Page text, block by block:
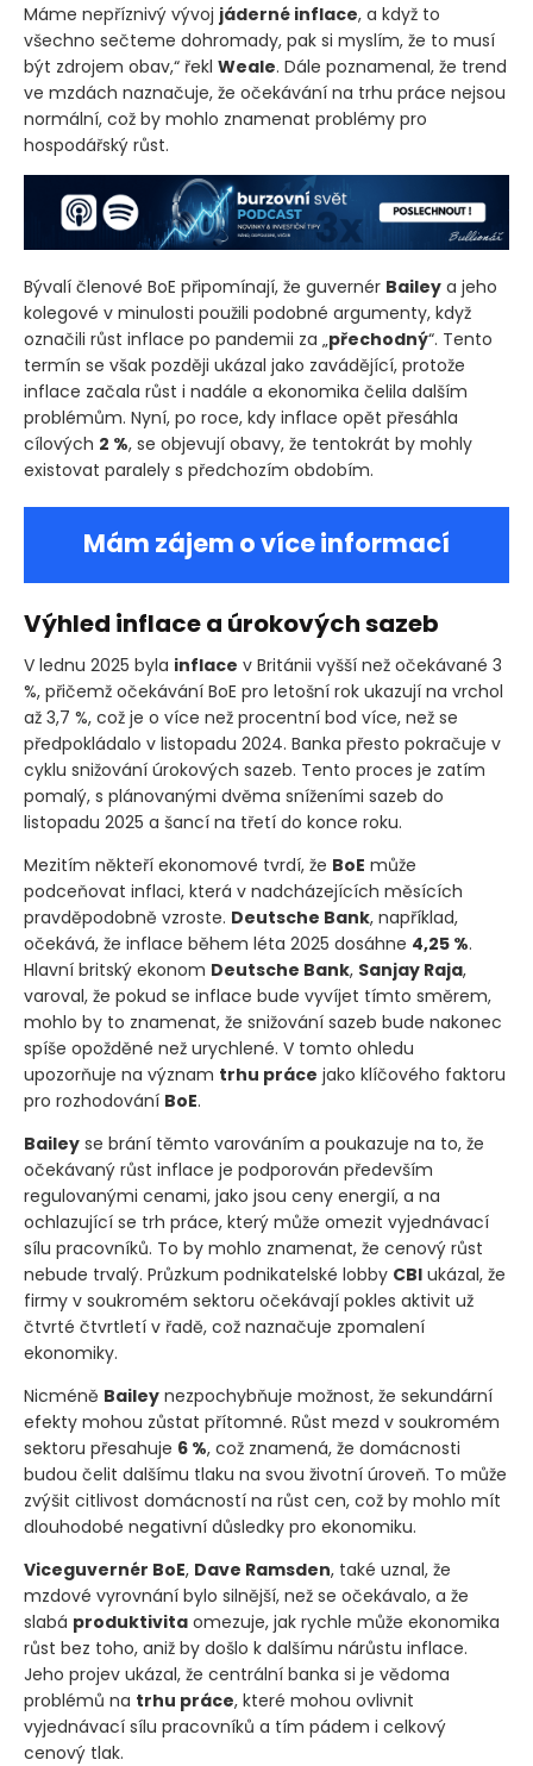
Máme nepříznivý vývoj jáderné inflace, a když to
všechno sečteme dohromady, pak si myslím, že to musí
být zdrojem obav,“ řekl Weale. Dále poznamenal, že trend
ve mzdách naznačuje, že očekávání na trhu práce nejsou
normální, což by mohlo znamenat problémy pro
hospodářský růst.
Bývalí členové BoE připomínají, že guvernér Bailey a jeho
kolegové v minulosti použili podobné argumenty, když
označili růst inflace po pandemii za „přechodný“. Tento
termín se však později ukázal jako zavádějící, protože
inflace začala růst i nadále a ekonomika čelila dalším
problémům. Nyní, po roce, kdy inflace opět přesáhla
cílových 2 %, se objevují obavy, že tentokrát by mohly
existovat paralely s předchozím obdobím.
Mám zájem o více informací
Výhled inflace a úrokových sazeb
V lednu 2025 byla inflace v Británii vyšší než očekávané 3
%, přičemž očekávání BoE pro letošní rok ukazují na vrchol
až 3,7 %, což je o více než procentní bod více, než se
předpokládalo v listopadu 2024. Banka přesto pokračuje v
cyklu snižování úrokových sazeb. Tento proces je zatím
pomalý, s plánovanými dvěma sníženími sazeb do
listopadu 2025 a šancí na třetí do konce roku.
Mezitím někteří ekonomové tvrdí, že BoE může
podceňovat inflaci, která v nadcházejících měsících
pravděpodobně vzroste. Deutsche Bank, například,
očekává, že inflace během léta 2025 dosáhne 4,25 %.
Hlavní britský ekonom Deutsche Bank, Sanjay Raja,
varoval, že pokud se inflace bude vyvíjet tímto směrem,
mohlo by to znamenat, že snižování sazeb bude nakonec
spíše opožděné než urychlené. V tomto ohledu
upozorňuje na význam trhu práce jako klíčového faktoru
pro rozhodování BoE.
Bailey se brání těmto varováním a poukazuje na to, že
očekávaný růst inflace je podporován především
regulovanými cenami, jako jsou ceny energií, a na
ochlazující se trh práce, který může omezit vyjednávací
sílu pracovníků. To by mohlo znamenat, že cenový růst
nebude trvalý. Průzkum podnikatelské lobby CBI ukázal, že
firmy v soukromém sektoru očekávají pokles aktivit už
čtvrté čtvrtletí v řadě, což naznačuje zpomalení
ekonomiky.
Nicméně Bailey nezpochybňuje možnost, že sekundární
efekty mohou zůstat přítomné. Růst mezd v soukromém
sektoru přesahuje 6 %, což znamená, že domácnosti
budou čelit dalšímu tlaku na svou životní úroveň. To může
zvýšit citlivost domácností na růst cen, což by mohlo mít
dlouhodobé negativní důsledky pro ekonomiku.
Viceguvernér BoE, Dave Ramsden, také uznal, že
mzdové vyrovnání bylo silnější, než se očekávalo, a že
slabá produktivita omezuje, jak rychle může ekonomika
růst bez toho, aniž by došlo k dalšímu nárůstu inflace.
Jeho projev ukázal, že centrální banka si je vědoma
problémů na trhu práce, které mohou ovlivnit
vyjednávací sílu pracovníků a tím pádem i celkový
cenový tlak.